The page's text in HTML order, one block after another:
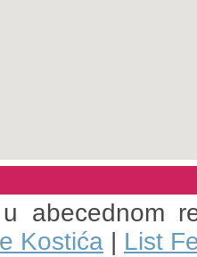
abecednom
Kostića | List